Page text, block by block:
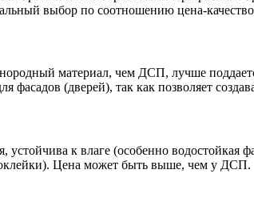
выбор по соотношению цена-
материал, чем ДСП, лучше
фасадов (дверей), так как позволяет
к влаге (особенно водостойкая
оклейки). Цена может быть выше, чем у ДСП.